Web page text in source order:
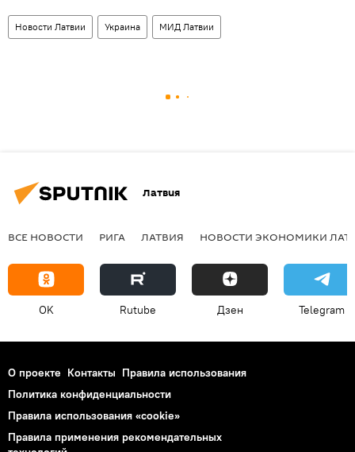
Новости Латвии Украина МИД Латвии
Латвия
ВСЕ НОВОСТИ РИГА ЛАТВИЯ НОВОСТИ ЭКОНОМИКИ
OK Rutube Дзен Telegram
О проекте Контакты Правила использования
Политика конфиденциальности
Правила использования «cookie»
Правила применения рекомендательных